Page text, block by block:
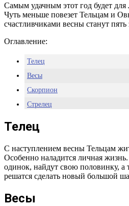
Самым удачным этот год будет
Чуть меньше повезет Тельцам и
счастливчиками весны станут пять
Оглавление:
Телец
Весы
Скорпион
Стрелец
Телец
С наступлением весны Тельцам
Особенно наладится личная
одинок, найдут свою половинку, а
решатся сделать новый большой
Весы